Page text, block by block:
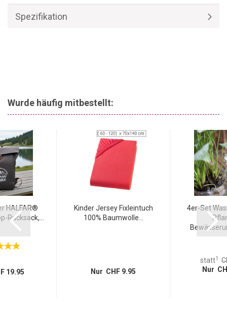
Spezifikation
Wurde häufig mitbestellt:
HALFAR®
Rucksack,...
19.95
Kinder Jersey Fixleintuch
100% Baumwolle...
Nur CHF 9.95
4er-Set
statt1
Nur